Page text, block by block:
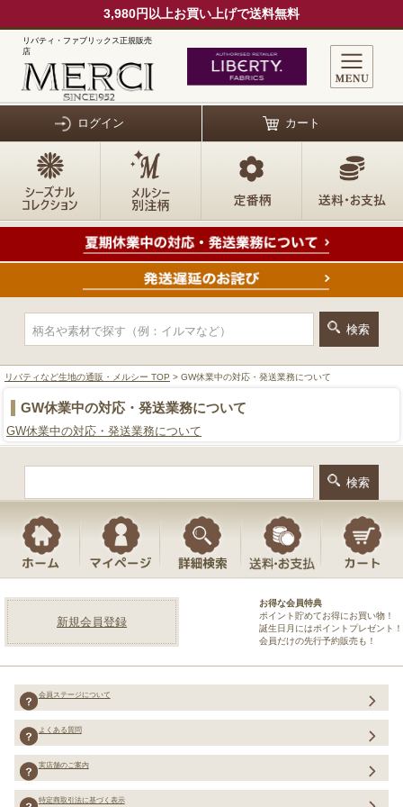
3,980円以上お買い上げで送料無料
リバティ・ファブリックス正規販売
店
ログイン カート
リバティなど生地の通販・メルシー TOP > GW休業中の対応・発送業務について
GW休業中の対応・発送業務について
GW休業中の対応・発送業務について
新規会員登録
お得な会員特典
ポイント貯めてお得にお買い物！
誕生日月にはポイントプレゼント！
会員だけの先行予約販売も！
会員ステージについて
よくある質問
実店舗のご案内
特定商取引法に基づく表示